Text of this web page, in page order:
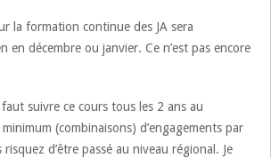
la formation continue des JA sera
en décembre ou janvier. Ce n’est pas encore
faut suivre ce cours tous les 2 ans au
(combinaisons) d’engagements par
d’être passé au niveau régional. Je